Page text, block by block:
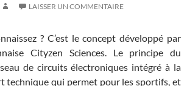
LAISSER UN COMMENTAIRE
? C’est le concept développé par
Cityzen Sciences. Le principe du
de circuits électroniques intégré à la
technique qui permet pour les sportifs, et